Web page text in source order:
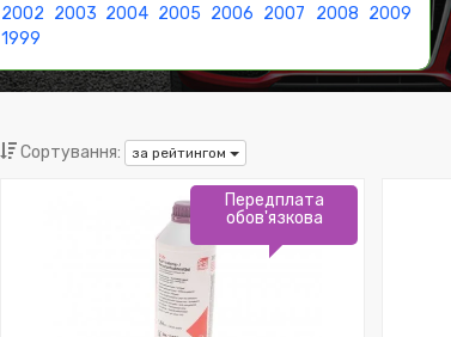
2002 2003 2004 2005 2006 2007 2008 2009
1999
Сортування: за рейтингом
Передплата
обов'язкова